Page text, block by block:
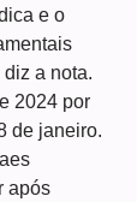
e o
a nota.
2024 por
de janeiro.
após